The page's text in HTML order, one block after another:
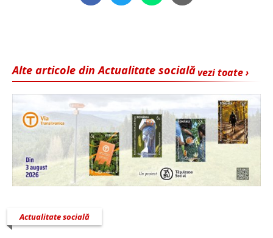
vezi toate ›
Alte articole din Actualitate socială
Actualitate socială